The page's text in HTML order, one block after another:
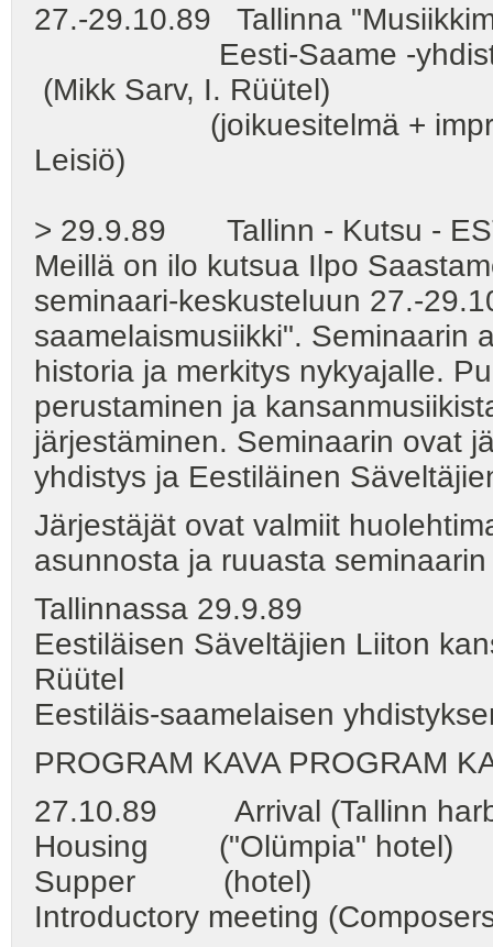
27.-29.10.89 Tallinna
Eesti-Saame -
(Mikk Sarv, I. Rüütel)
(joikuesitelmä +
Leisiö)
> 29.9.89 Tallinn - Kutsu -
Meillä on ilo kutsua Ilpo
seminaari-keskusteluun 27.-
saamelaismusiikki". Seminaarin
historia ja merkitys nykyajalle.
perustaminen ja
järjestäminen. Seminaarin ovat
yhdistys ja Eestiläinen
Järjestäjät ovat valmiit
asunnosta ja ruuasta
Tallinnassa 29.9.89
Eestiläisen Säveltäjien Liiton
Rüütel
Eestiläis-saamelaisen
PROGRAM KAVA PROGRAM
27.10.89 Arrival (Tallinn
Housing ("Olümpia" hotel)
Supper (hotel)
Introductory meeting